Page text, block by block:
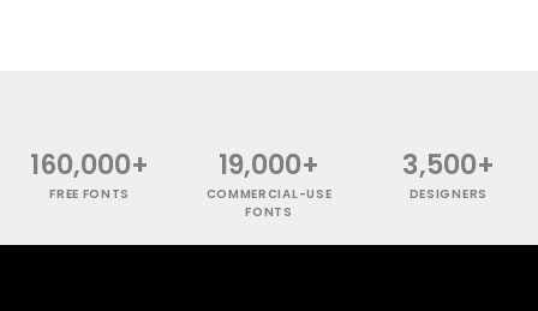
160,000+
FREE FONTS
19,000+
COMMERCIAL-USE
FONTS
3,500+
DESIGNERS